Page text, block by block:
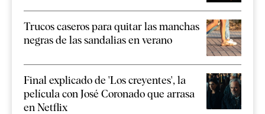
Trucos caseros para quitar las manchas
negras de las sandalias en verano
Final explicado de 'Los creyentes', la
película con José Coronado que arrasa
en Netflix